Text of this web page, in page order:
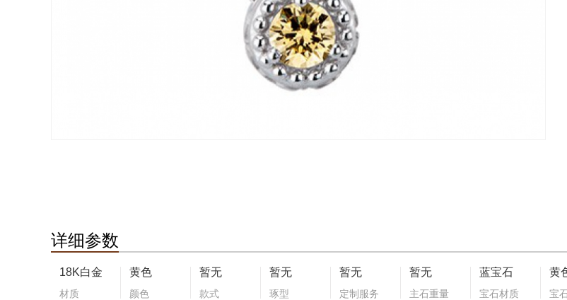
详细参数
18K白金
材质
黄色
颜色
暂无
款式
暂无
琢型
暂无
定制服务
暂无
主石重量
蓝宝石
宝石材质
黄
宝